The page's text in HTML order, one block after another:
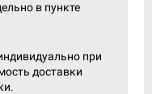
в пункте
при
доставки